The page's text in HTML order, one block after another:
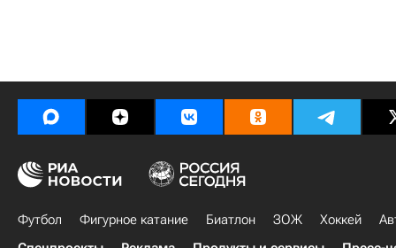
Футбол Фигурное катание Биатлон ЗОЖ Хоккей